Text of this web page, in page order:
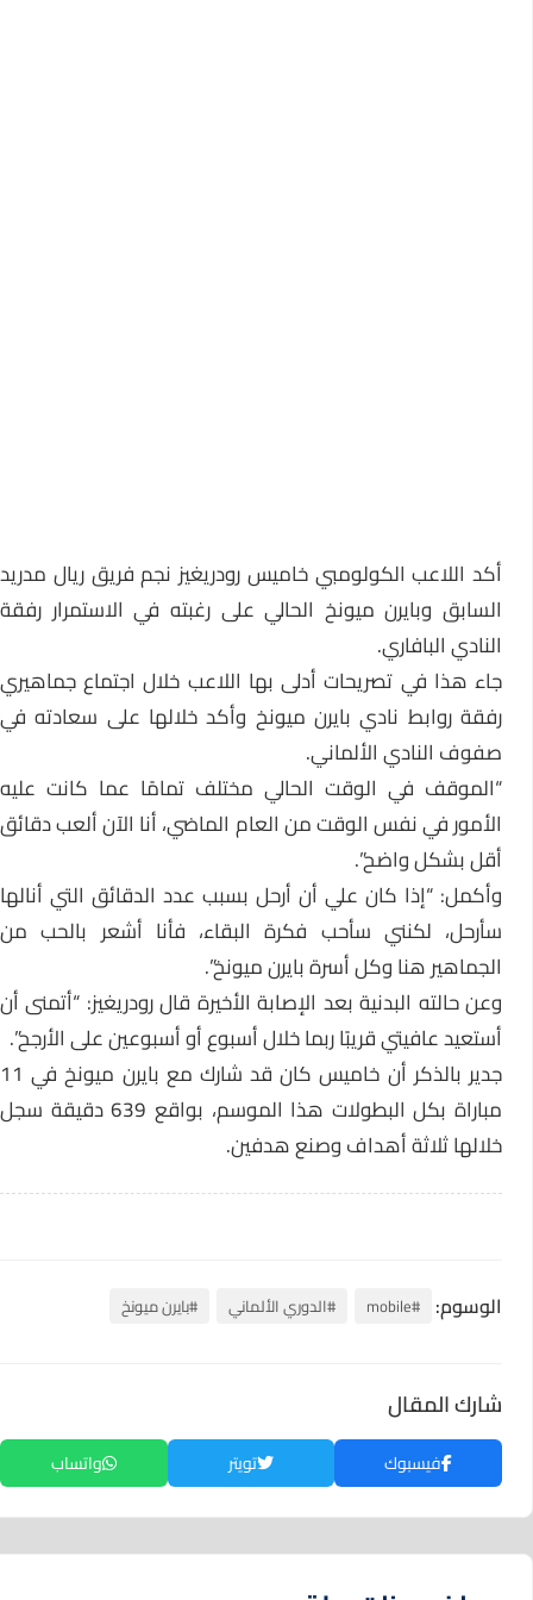
أكد اللاعب الكولومبي خاميس رودريغيز نجم فريق ريال مدريد
السابق وبايرن ميونخ الحالي على رغبته في الاستمرار رفقة
النادي البافاري.
جاء هذا في تصريحات أدلى بها اللاعب خلال اجتماع جماهيري
رفقة روابط نادي بايرن ميونخ وأكد خلالها على سعادته في
صفوف النادي الألماني.
“الموقف في الوقت الحالي مختلف تمامًا عما كانت عليه
الأمور في نفس الوقت من العام الماضي، أنا الآن ألعب دقائق
أقل بشكل واضح”.
وأكمل: “إذا كان علي أن أرحل بسبب عدد الدقائق التي أنالها
سأرحل، لكنني سأحب فكرة البقاء، فأنا أشعر بالحب من
الجماهير هنا وكل أسرة بايرن ميونخ”.
وعن حالته البدنية بعد الإصابة الأخيرة قال رودريغيز: “أتمنى أن
أستعيد عافيتي قريبًا ربما خلال أسبوع أو أسبوعين على الأرجح”.
جدير بالذكر أن خاميس كان قد شارك مع بايرن ميونخ في 11
مباراة بكل البطولات هذا الموسم، بواقع 639 دقيقة سجل
خلالها ثلاثة أهداف وصنع هدفين.
الوسوم: #mobile #الدوري الألماني #بايرن ميونخ
شارك المقال
فيسبوك تويتر واتساب